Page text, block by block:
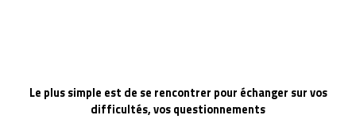
Le plus simple est de se rencontrer pour échanger sur vos
difficultés, vos questionnements